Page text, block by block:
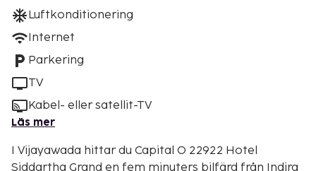
Luftkonditionering
Internet
Parkering
TV
Kabel- eller satellit-TV
Läs mer
I Vijayawada hittar du Capital O 22922 Hotel
Siddartha Grand en fem minuters bilfärd från Indira